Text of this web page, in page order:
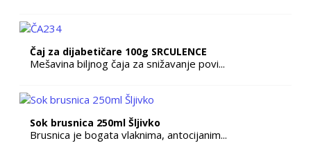
Čaj za dijabetičare 100g SRCULENCE
Mešavina biljnog čaja za snižavanje povi...
Sok brusnica 250ml Šljivko
Brusnica je bogata vlaknima, antocijanim...